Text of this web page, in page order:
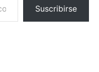
Suscribirse